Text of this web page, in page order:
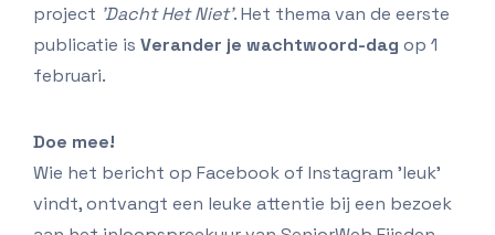
project 'Dacht Het Niet'. Het thema van de eerste
publicatie is Verander je wachtwoord-dag op 1
februari.
Doe mee!
Wie het bericht op Facebook of Instagram 'leuk'
vindt, ontvangt een leuke attentie bij een bezoek